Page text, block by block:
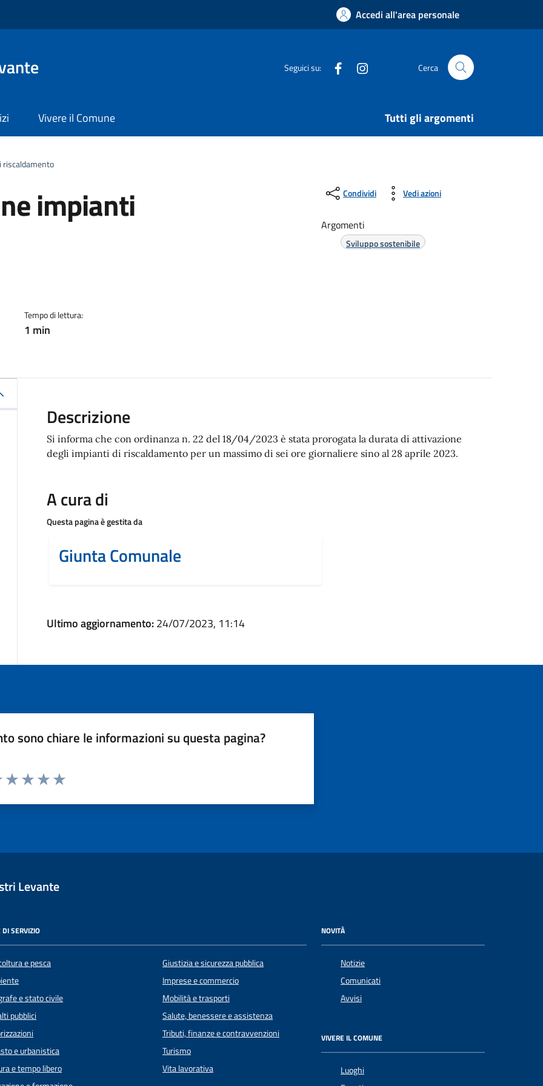
Accedi all'area personale
Seguici su: Facebook Cerca
Vivere il Comune Tutti gli argomenti
riscaldamento
impianti
Tempo di lettura:
1 min
Condividi Vedi azioni
Argomenti
Sviluppo sostenibile
Descrizione
Si informa che con ordinanza n. 22 del 18/04/2023 è stata prorogata la durata di attivazione
degli impianti di riscaldamento per un massimo di sei ore giornaliere sino al 28 aprile 2023.
A cura di
Questa pagina è gestita da
Giunta Comunale
Ultimo aggiornamento:24/07/2023, 11:14
sono chiare le informazioni su questa pagina?
Levante
DI SERVIZIO
e pesca
e stato civile
pubblici
e urbanistica
e tempo libero
Giustizia e sicurezza pubblica
Imprese e commercio
Mobilità e trasporti
Salute, benessere e assistenza
Tributi, finanze e contravvenzioni
Turismo
Vita lavorativa
NOVITÀ
Notizie
Comunicati
Avvisi
VIVERE IL COMUNE
Luoghi